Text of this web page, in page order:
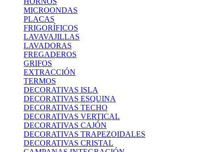
MICROONDAS
PLACAS
FRIGORÍFICOS
LAVAVAJILLAS
LAVADORAS
FREGADEROS
GRIFOS
EXTRACCIÓN
TERMOS
DECORATIVAS ISLA
DECORATIVAS ESQUINA
DECORATIVAS TECHO
DECORATIVAS VERTICAL
DECORATIVAS CAJÓN
DECORATIVAS TRAPEZOIDALES
DECORATIVAS CRISTAL